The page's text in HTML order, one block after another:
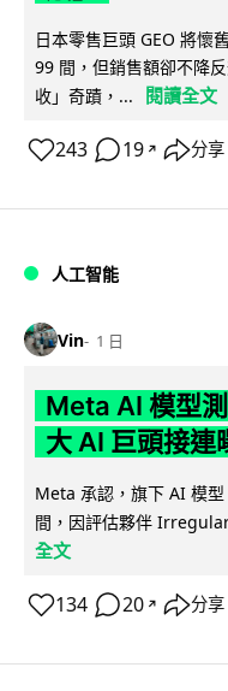
日本零售巨頭 GEO 將懷
99 間，但銷售額卻不降
收」奇蹟，...
閱讀全文
243 19 ↗ 分享
人工智能
Vin 1 日
Meta AI 模型
大 AI 巨頭接連
Meta 承認，旗下 AI 模
間，因評估夥伴
全文
134 20 ↗ 分享